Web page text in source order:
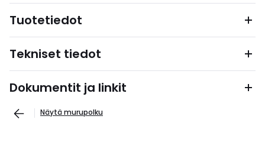
Tuotetiedot
Tekniset tiedot
Dokumentit ja linkit
Näytä murupolku